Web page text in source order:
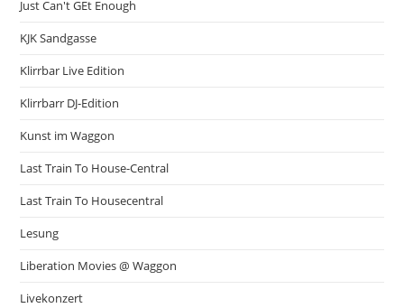
Just Can't GEt Enough
KJK Sandgasse
Klirrbar Live Edition
Klirrbarr DJ-Edition
Kunst im Waggon
Last Train To House-Central
Last Train To Housecentral
Lesung
Liberation Movies @ Waggon
Livekonzert